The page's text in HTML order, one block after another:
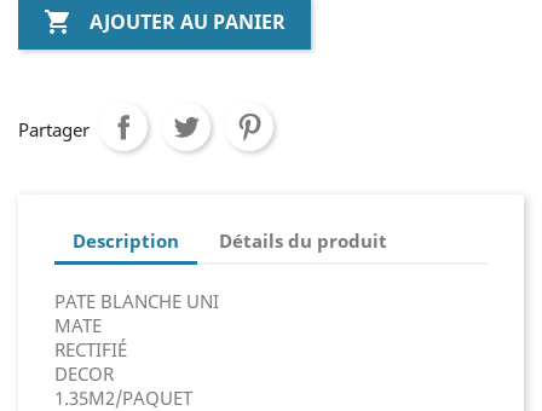
 AJOUTER AU PANIER
Partager
Description Détails du produit
PATE BLANCHE UNI
MATE
RECTIFIÉ
DECOR
1.35M2/PAQUET